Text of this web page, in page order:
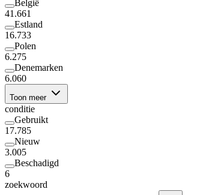
België
41.661
Estland
16.733
Polen
6.275
Denemarken
6.060
Toon meer
conditie
Gebruikt
17.785
Nieuw
3.005
Beschadigd
6
zoekwoord